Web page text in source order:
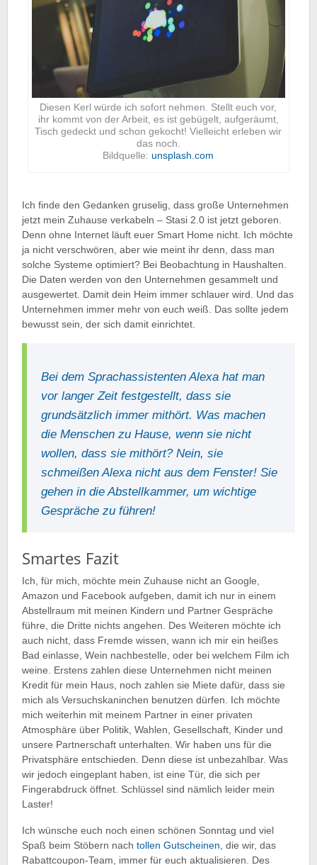
Diesen Kerl würde ich sofort nehmen. Stellt euch vor,
ihr kommt von der Arbeit, es ist gebügelt, aufgeräumt,
Tisch gedeckt und schon gekocht! Vielleicht erleben wir
das noch.
Bildquelle:unsplash.com
Ich finde den Gedanken gruselig, dass große Unternehmen
jetzt mein Zuhause verkabeln – Stasi 2.0 ist jetzt geboren.
Denn ohne Internet läuft euer Smart Home nicht. Ich möchte
ja nicht verschwören, aber wie meint ihr denn, dass man
solche Systeme optimiert? Bei Beobachtung in Haushalten.
Die Daten werden von den Unternehmen gesammelt und
ausgewertet. Damit dein Heim immer schlauer wird. Und das
Unternehmen immer mehr von euch weiß. Das sollte jedem
bewusst sein, der sich damit einrichtet.
Bei dem Sprachassistenten Alexa hat man
vor langer Zeit festgestellt, dass sie
grundsätzlich immer mithört. Was machen
die Menschen zu Hause, wenn sie nicht
wollen, dass sie mithört? Nein, sie
schmeißen Alexa nicht aus dem Fenster! Sie
gehen in die Abstellkammer, um wichtige
Gespräche zu führen!
Smartes Fazit
Ich, für mich, möchte mein Zuhause nicht an Google,
Amazon und Facebook aufgeben, damit ich nur in einem
Abstellraum mit meinen Kindern und Partner Gespräche
führe, die Dritte nichts angehen. Des Weiteren möchte ich
auch nicht, dass Fremde wissen, wann ich mir ein heißes
Bad einlasse, Wein nachbestelle, oder bei welchem Film ich
weine. Erstens zahlen diese Unternehmen nicht meinen
Kredit für mein Haus, noch zahlen sie Miete dafür, dass sie
mich als Versuchskaninchen benutzen dürfen. Ich möchte
mich weiterhin mit meinem Partner in einer privaten
Atmosphäre über Politik, Wahlen, Gesellschaft, Kinder und
unsere Partnerschaft unterhalten. Wir haben uns für die
Privatsphäre entschieden. Denn diese ist unbezahlbar. Was
wir jedoch eingeplant haben, ist eine Tür, die sich per
Fingerabdruck öffnet. Schlüssel sind nämlich leider mein
Laster!
Ich wünsche euch noch einen schönen Sonntag und viel
Spaß beim Stöbern nach tollen Gutscheinen , die wir, das
Rabattcoupon-Team, immer für euch aktualisieren. Des